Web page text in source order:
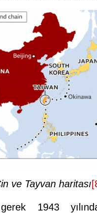
ve Tayvan haritası
1943